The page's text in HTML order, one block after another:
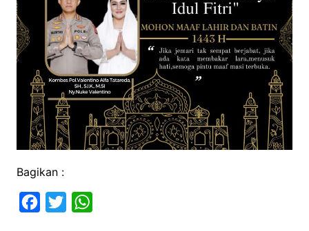
Bagikan :